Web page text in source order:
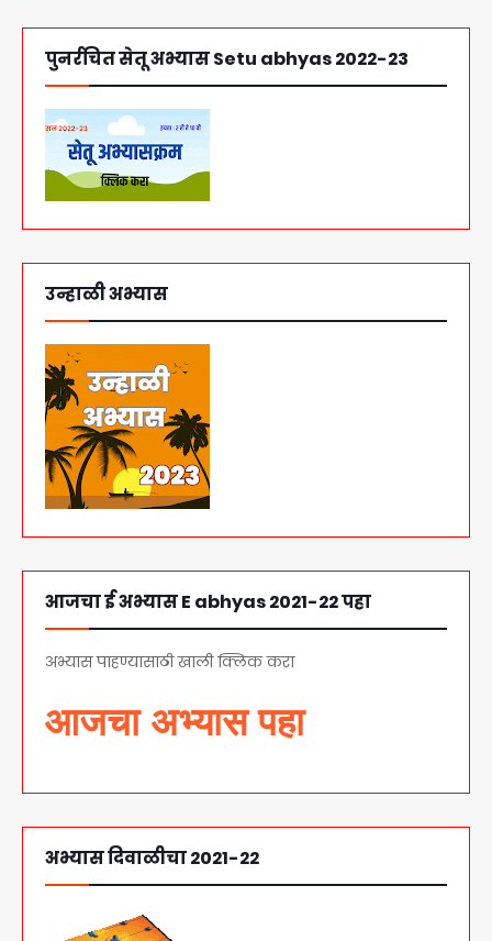
पुनर्रचित सेतू अभ्यास Setu abhyas 2022-23
उन्हाळी अभ्यास
आजचा ई अभ्यास E abhyas 2021-22 पहा
अभ्यास पाहण्यासाठी खाली क्लिक करा
आजचा अभ्यास पहा
अभ्यास दिवाळीचा 2021-22